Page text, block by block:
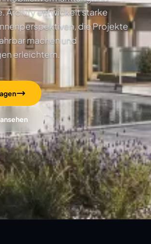
Archify entwickelt starke
die Projekte
machen und
erleichtern.